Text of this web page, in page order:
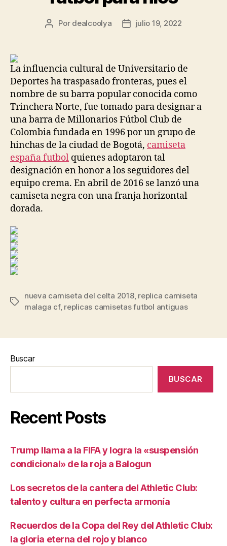
Autor
Por dealcoolya
Fechajulio 19, 2022
La influencia cultural de Universitario de
Deportes ha traspasado fronteras, pues el
nombre de su barra popular conocida como
Trinchera Norte, fue tomado para designar a
una barra de Millonarios Fútbol Club de
Colombia fundada en 1996 por un grupo de
hinchas de la ciudad de Bogotá, camiseta
españa futbol quienes adoptaron tal
designación en honor a los seguidores del
equipo crema. En abril de 2016 se lanzó una
camiseta negra con una franja horizontal
dorada.
Etiquetas
nueva camiseta del celta 2018, replica camiseta
malaga cf, replicas camisetas futbol antiguas
Buscar
BUSCAR
Recent Posts
Trump llama a la FIFA y logra la «suspensión
condicional» de la roja a Balogun
Los secretos de la cantera del Athletic Club:
talento y cultura en perfecta armonía
Recuerdos de la Copa del Rey del Athletic Club:
la gloria eterna del rojo y blanco